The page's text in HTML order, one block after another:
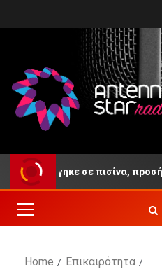
σε πισίνα, προσήχθησαν
Home
Επικαιρότητα